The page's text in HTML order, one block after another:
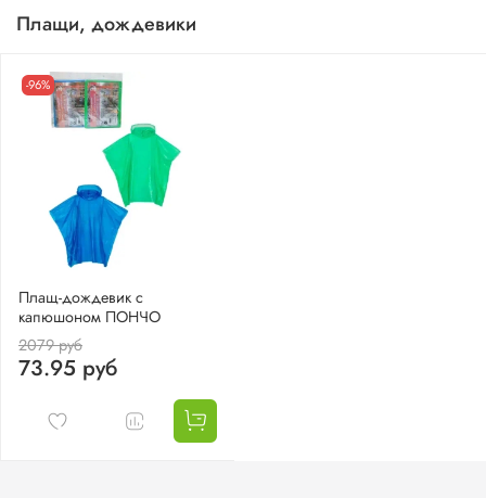
Плащи, дождевики
-96%
Плащ-дождевик с
капюшоном ПОНЧО
2079 руб
73.95 руб